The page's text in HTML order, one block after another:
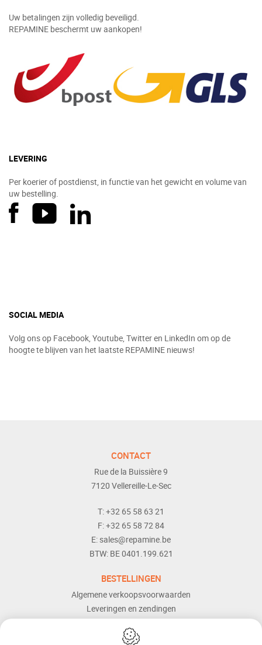
Uw betalingen zijn volledig beveiligd.
REPAMINE beschermt uw aankopen!
LEVERING
Per koerier of postdienst, in functie van het gewicht en volume van
uw bestelling.
SOCIAL MEDIA
Volg ons op Facebook, Youtube, Twitter en LinkedIn om op de
hoogte te blijven van het laatste REPAMINE nieuws!
CONTACT
Rue de la Buissière 9
7120 Vellereille-Le-Sec
T:+32 65 58 63 21
F:+32 65 58 72 84
E:sales@repamine.be
BTW: BE 0401.199.621
BESTELLINGEN
Algemene verkoopsvoorwaarden
Leveringen en zendingen
Betaalmogelijkheden